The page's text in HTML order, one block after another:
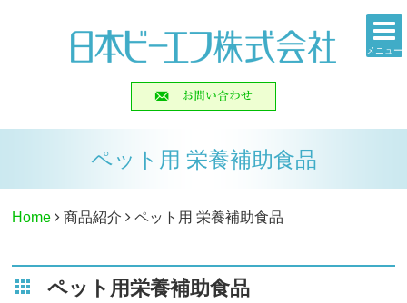
メニュー
ペット用 栄養補助食品
Home 商品紹介 ペット用 栄養補助食品
ペット用栄養補助食品